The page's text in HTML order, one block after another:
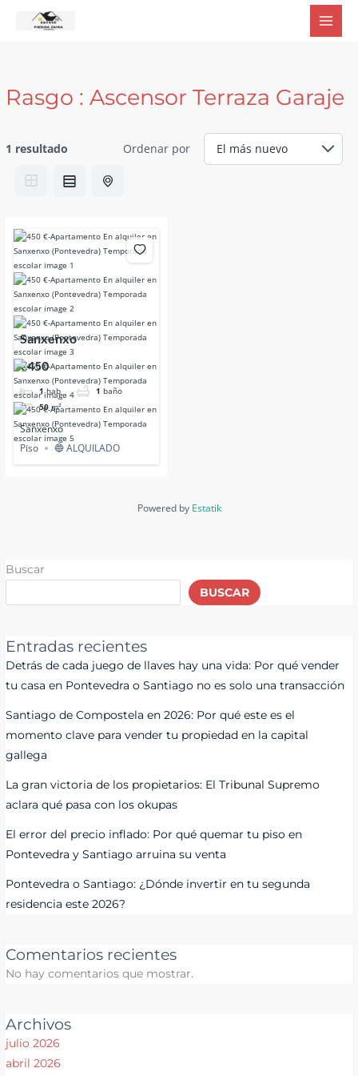
Rasgo :Ascensor Terraza Garaje
1 resultado Ordenar por
Sanxenxo
€450
1 hab 1 baño
50 m²
Sanxenxo
Piso
🔵 ALQUILADO
Powered by Estatik
Buscar
BUSCAR
Entradas recientes
Detrás de cada juego de llaves hay una vida: Por qué vender
tu casa en Pontevedra o Santiago no es solo una transacción
Santiago de Compostela en 2026: Por qué este es el
momento clave para vender tu propiedad en la capital
gallega
La gran victoria de los propietarios: El Tribunal Supremo
aclara qué pasa con los okupas
El error del precio inflado: Por qué quemar tu piso en
Pontevedra y Santiago arruina su venta
Pontevedra o Santiago: ¿Dónde invertir en tu segunda
residencia este 2026?
Comentarios recientes
No hay comentarios que mostrar.
Archivos
julio 2026
abril 2026